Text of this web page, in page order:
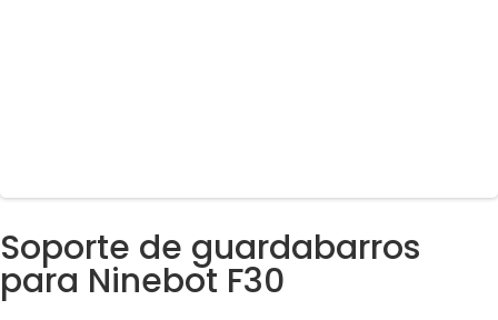
Soporte de guardabarros
para Ninebot F30